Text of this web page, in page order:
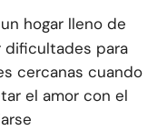
hogar lleno de
dificultades para
cercanas cuando
el amor con el